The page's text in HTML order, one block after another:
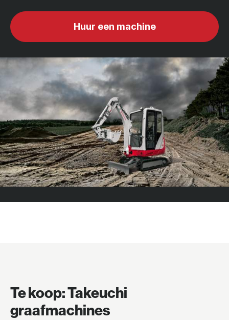
Huur een machine
Te koop: Takeuchi
graafmachines